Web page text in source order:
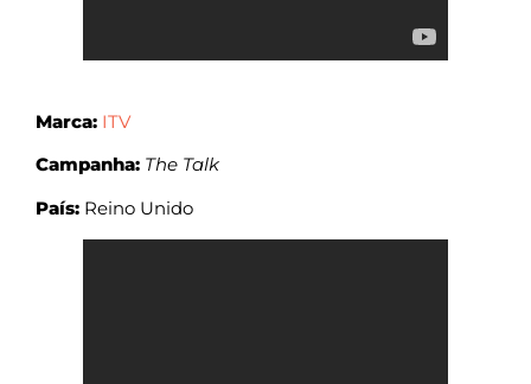
Marca: ITV
Campanha: The Talk
País: Reino Unido